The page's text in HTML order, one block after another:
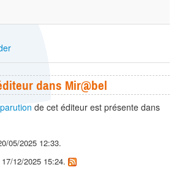
dans Mir@bel
de cet éditeur est présente dans
05/2025 12:33.
12/2025 15:24.